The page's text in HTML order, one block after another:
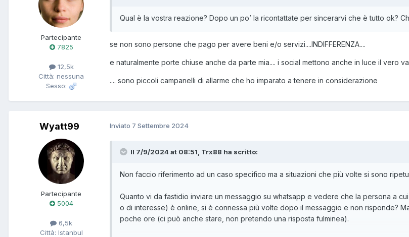
Partecipante
7825
12,5k
Città: nessuna
Sesso:
Qual è la vostra reazione? Dopo un po’ la ricontattate per sincerarvi che è tutto ok?
se non sono persone che pago per avere beni e/o servizi....INDIFFERENZA....
e naturalmente porte chiuse anche da parte mia.... i social mettono anche in luce il vero
.... sono piccoli campanelli di allarme che ho imparato a tenere in considerazione
Wyatt99
Partecipante
5004
6,5k
Città: Istanbul
Inviato 7 Settembre 2024
Il 7/9/2024 at 08:51, Trx88 ha scritto:
Non faccio riferimento ad un caso specifico ma a situazioni che più volte si sono
Quanto vi da fastidio inviare un messaggio su whatsapp e vedere che la persona a
o di interesse) è online, si è connessa più volte dopo il messaggio e non risponde?
poche ore (ci può anche stare, non pretendo una risposta fulminea).